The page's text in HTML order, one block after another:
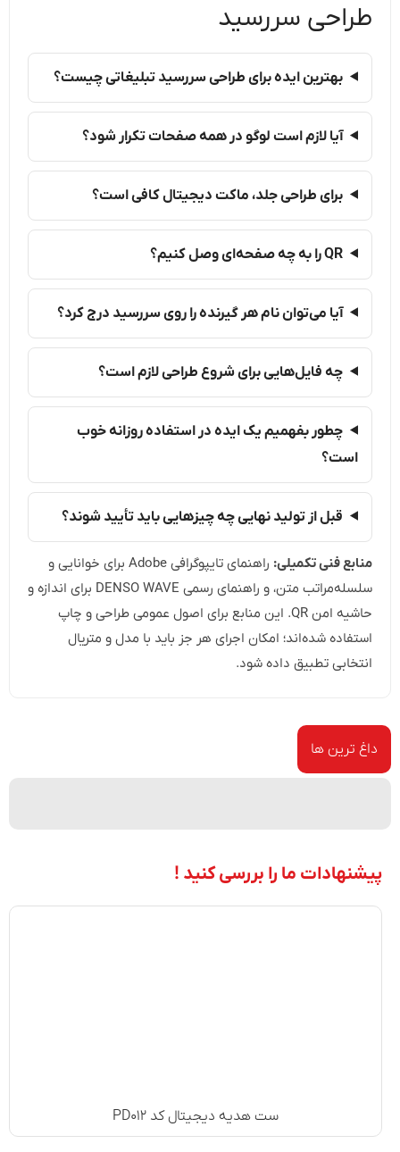
طراحی سررسید
بهترین ایده برای طراحی سررسید تبلیغاتی چیست؟
آیا لازم است لوگو در همه صفحات تکرار شود؟
برای طراحی جلد، ماکت دیجیتال کافی است؟
QR را به چه صفحه‌ای وصل کنیم؟
آیا می‌توان نام هر گیرنده را روی سررسید درج کرد؟
چه فایل‌هایی برای شروع طراحی لازم است؟
چطور بفهمیم یک ایده در استفاده روزانه خوب
است؟
قبل از تولید نهایی چه چیزهایی باید تأیید شوند؟
منابع فنی تکمیلی:
راهنمای تایپوگرافی Adobe برای خوانایی و
سلسله‌مراتب متن، و راهنمای رسمی DENSO WAVE برای اندازه و
حاشیه امن QR. این منابع برای اصول عمومی طراحی و چاپ
استفاده شده‌اند؛ امکان اجرای هر جز باید با مدل و متریال
انتخابی تطبیق داده شود.
داغ ترین ها
پیشنهادات ما را بررسی کنید !
ست هدیه دیجیتال کد PD۰۱۲